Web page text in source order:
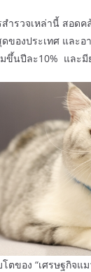
ำรวจเหล่านี้ สอดค
ของประเทศ และอ
ขึ้นปีละ10% และ
โตของ “เศรษฐกิจ